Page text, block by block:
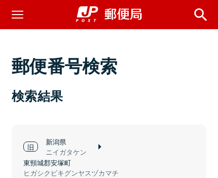
郵便番号検索
検索結果
新潟県
ニイガタケン
東頸城郡安塚町
ヒガシクビキグンヤスヅカマチ